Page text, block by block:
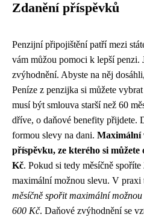
Zdanění příspěvků
Penzijní připojištění patří mezi
vám můžou pomoci k lepší penzi.
zvýhodnění. Abyste na něj
Peníze z penzijka si můžete
musí být smlouva starší než 60
dříve, o daňové benefity přijdete.
formou slevy na dani. Maximální
příspěvku, ze kterého si můžete
Kč. Pokud si tedy měsíčně
maximální možnou slevu. V praxi
měsíčně spořit maximální
600 Kč. Daňové zvýhodnění se